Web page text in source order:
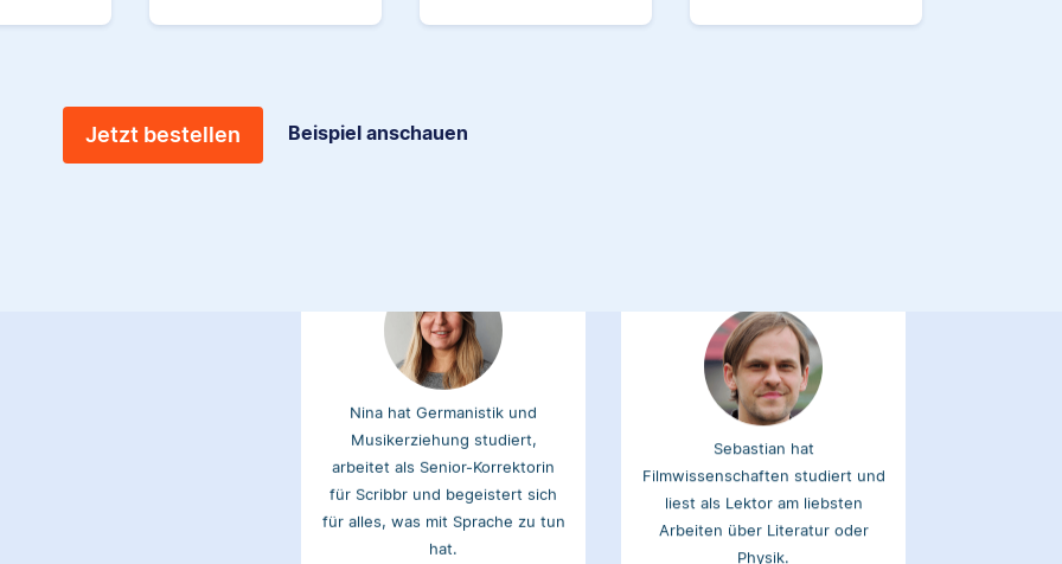
Jetzt bestellen Beispiel anschauen
Lektorin, sondern auch durch
Nina hat Germanistik und
arbeitet als Senior-Korrektorin
für Scribbr und begeistert sich
für alles, was mit Sprache zu tun
hat.
Sebastian hat